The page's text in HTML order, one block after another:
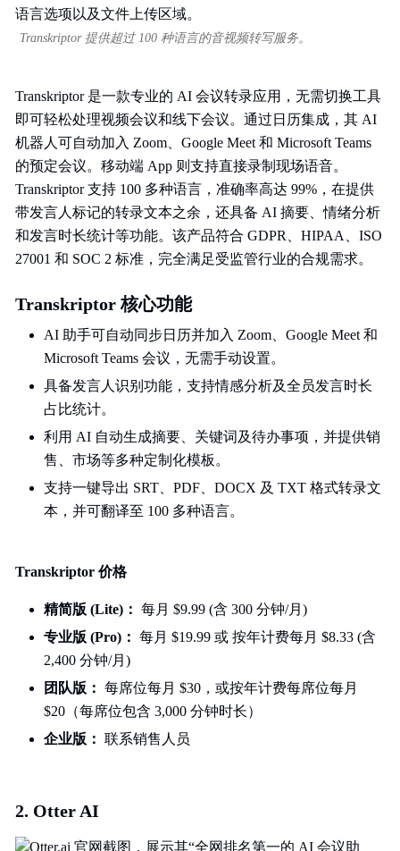
Transkriptor 提供超过 100 种语言的音视频转写服务。
Transkriptor 是一款专业的 AI 会议转录应用，无需切换工具
即可轻松处理视频会议和线下会议。通过日历集成，其 AI
机器人可自动加入 Zoom、Google Meet 和 Microsoft Teams
的预定会议。移动端 App 则支持直接录制现场语音。
Transkriptor 支持 100 多种语言，准确率高达 99%，在提供
带发言人标记的转录文本之余，还具备 AI 摘要、情绪分析
和发言时长统计等功能。该产品符合 GDPR、HIPAA、ISO
27001 和 SOC 2 标准，完全满足受监管行业的合规需求。
Transkriptor 核心功能
AI 助手可自动同步日历并加入 Zoom、Google Meet 和
Microsoft Teams 会议，无需手动设置。
具备发言人识别功能，支持情感分析及全员发言时长
占比统计。
利用 AI 自动生成摘要、关键词及待办事项，并提供销
售、市场等多种定制化模板。
支持一键导出 SRT、PDF、DOCX 及 TXT 格式转录文
本，并可翻译至 100 多种语言。
Transkriptor 价格
精简版 (Lite)： 每月 $9.99 (含 300 分钟/月)
专业版 (Pro)： 每月 $19.99 或 按年计费每月 $8.33 (含
2,400 分钟/月)
团队版： 每席位每月 $30，或按年计费每席位每月
$20（每席位包含 3,000 分钟时长）
企业版： 联系销售人员
2. Otter AI